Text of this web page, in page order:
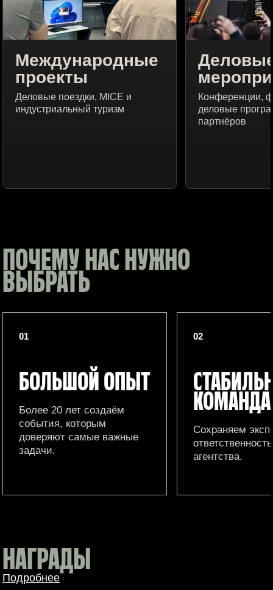
Международные
проекты
Деловые поездки, MICE и
индустриальный туризм
Конференции,
деловые
партнёров
ПОЧЕМУ НАС НУЖНО
ВЫБРАТЬ
01
БОЛЬШОЙ ОПЫТ
Более 20 лет создаём
события, которым
доверяют самые важные
задачи.
02
КОМАНДА
Сохраняем
агентства.
НАГРАДЫ
Подробнее